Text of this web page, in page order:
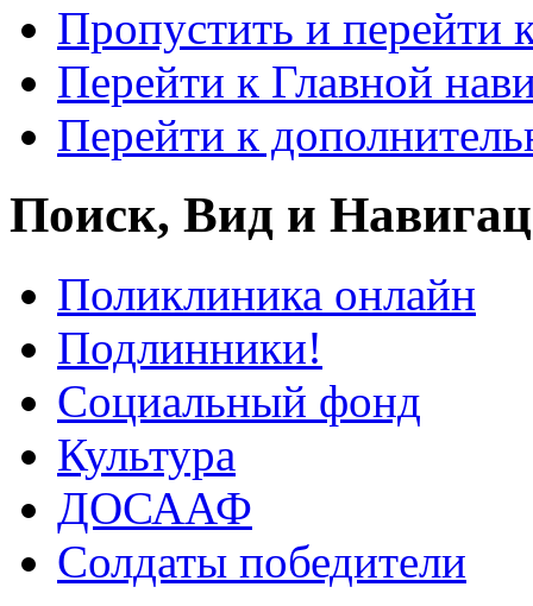
Пропустить и перейти
Перейти к Главной
Перейти к
Поиск, Вид и
Поликлиника онлайн
Подлинники!
Социальный фонд
Культура
ДОСААФ
Солдаты победители